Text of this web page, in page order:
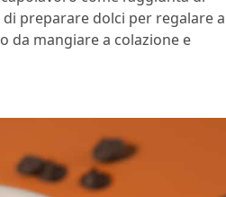
preparare dolci per regalare a
da mangiare a colazione e